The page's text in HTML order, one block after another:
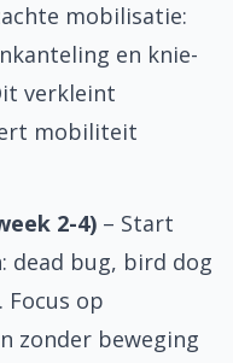
mobilisatie:
en knie-
verkleint
mobiliteit
2-4) – Start
dead bug, bird dog
Focus op
zonder beweging